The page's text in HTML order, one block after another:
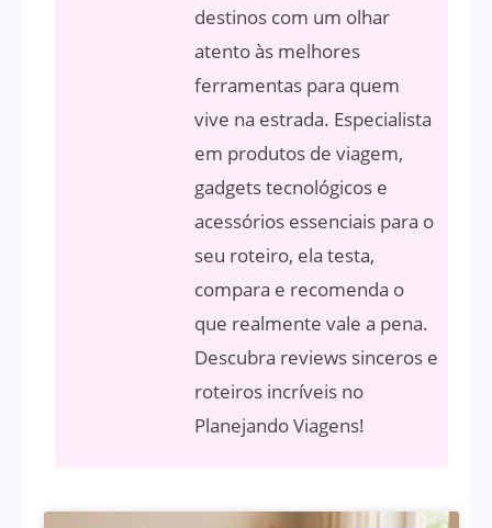
destinos com um olhar
atento às melhores
ferramentas para quem
vive na estrada. Especialista
em produtos de viagem,
gadgets tecnológicos e
acessórios essenciais para o
seu roteiro, ela testa,
compara e recomenda o
que realmente vale a pena.
Descubra reviews sinceros e
roteiros incríveis no
Planejando Viagens!